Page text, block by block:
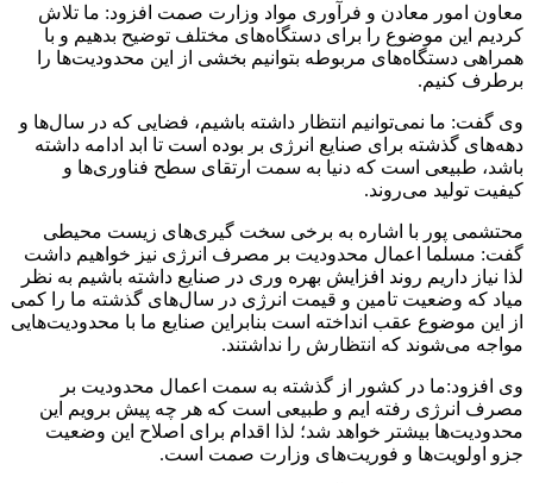
معاون امور معادن و فرآوری مواد وزارت صمت افزود: ما تلاش
کردیم این موضوع را برای دستگاه‌های مختلف توضیح بدهیم و با
همراهی دستگاه‌های مربوطه بتوانیم بخشی از این محدودیت‌ها را
برطرف کنیم.
وی گفت: ما نمی‌توانیم انتظار داشته باشیم، فضایی که در سال‌ها و
دهه‌های گذشته برای صنایع انرژی بر بوده است تا ابد ادامه داشته
باشد، طبیعی است که دنیا به سمت ارتقای سطح فناوری‌ها و
کیفیت تولید می‌روند.
محتشمی پور با اشاره به برخی سخت گیری‌های زیست محیطی
گفت: مسلما اعمال محدودیت بر مصرف انرژی نیز خواهیم داشت
لذا نیاز داریم روند افزایش بهره وری در صنایع داشته باشیم به نظر
میاد که وضعیت تامین و قیمت انرژی در سال‌های گذشته ما را کمی
از این موضوع عقب انداخته است بنابراین صنایع ما با محدودیت‌هایی
مواجه می‌شوند که انتظارش را نداشتند.
وی افزود:ما در کشور از گذشته به سمت اعمال محدودیت بر
مصرف انرژی رفته ایم و طبیعی است که هر چه پیش برویم این
محدودیت‌ها بیشتر خواهد شد؛ لذا اقدام برای اصلاح این وضعیت
جزو اولویت‌ها و فوریت‌های وزارت صمت است.